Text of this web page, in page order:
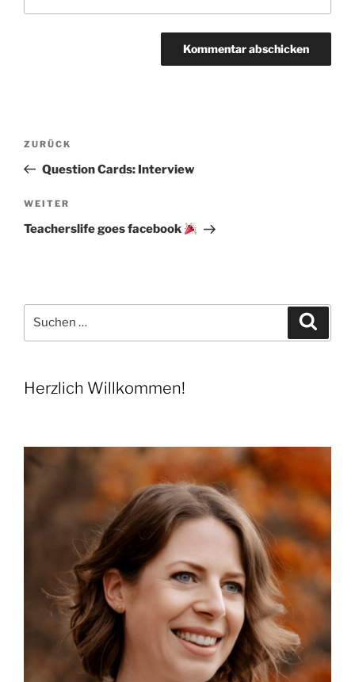
Beitragsnavigation
Vorheriger
Beitrag
ZURÜCK
Question Cards: Interview
Nächster
Beitrag
WEITER
Teacherslife goes facebook
nach:
Herzlich Willkommen!